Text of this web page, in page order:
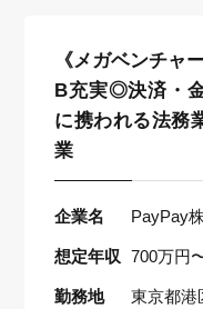
《メガベンチャ
B充実◎決済・
に携われる法務
業
企業名 PayPay
想定年収 700万円
勤務地 東京都港